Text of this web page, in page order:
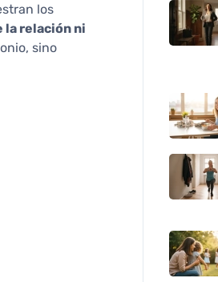
los
la relación ni
sino